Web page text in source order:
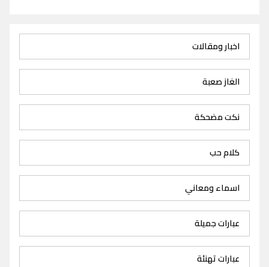
اخبار ومقالات
الغاز صعبة
نكت مضحكة
كلام حب
اسماء ومعاني
عبارات جميلة
عبارات تهنئة